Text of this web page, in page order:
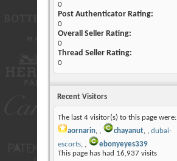
0
Post Authenticator Rating:
0
Overall Seller Rating:
0
Thread Seller Rating:
0
Recent Visitors
The last 4 visitor(s) to this page were:
aornarin, chayanut,
dubai-
escorts,
ebonyeyes339
This page has had 16,937visits